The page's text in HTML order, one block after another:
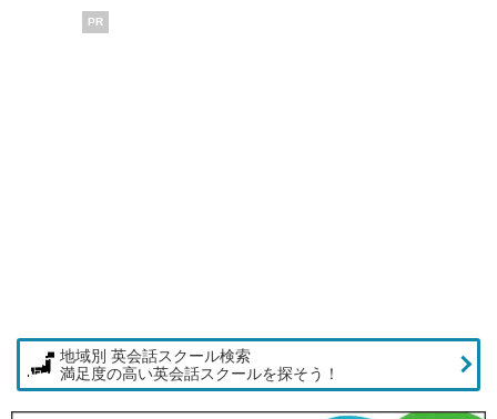
PR
地域別 英会話スクール検索
満足度の高い英会話スクールを探そう！